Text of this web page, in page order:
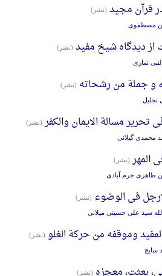
قرآن مجید (نشر)
مصطفوی
دیدگاه شیخ مفید (نشر)
نمازی
و جملة من رشحاته (نشر)
تجلیل
تحریر مسالة الایمان والکفر (نشر)
محمدی گیلانی
المهر (نشر)
طاهری خرم آبادی
فی الوضوء (نشر)
سید علی حسینی میلانی
وموقفه من حرکة الغلو (نشر)
سایح
(نشر)